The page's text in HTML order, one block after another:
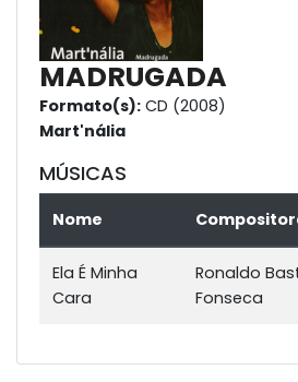
MADRUGADA
Formato(s): CD (2008)
Mart'nália
MÚSICAS
Nome
Ela É Minha
Cara
Ronaldo
Fonseca